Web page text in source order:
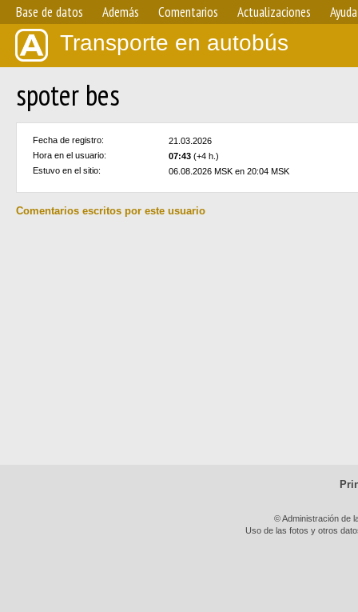
Base de datos Además Comentarios Actualizaciones Ayuda
Transporte en autobús
spoter bes
Fecha de registro:
21.03.2026
Hora en el usuario:
07:43 (+4 h.)
Estuvo en el sitio:
06.08.2026 MSK en 20:04 MSK
Comentarios escritos por este usuario
© Administración de
Uso de las fotos y otros